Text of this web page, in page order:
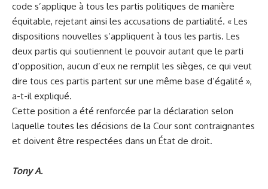
code s’applique à tous les partis politiques de manière
équitable, rejetant ainsi les accusations de partialité. « Les
dispositions nouvelles s’appliquent à tous les partis. Les
deux partis qui soutiennent le pouvoir autant que le parti
d’opposition, aucun d’eux ne remplit les sièges, ce qui veut
dire tous ces partis partent sur une même base d’égalité »,
a-t-il expliqué.
Cette position a été renforcée par la déclaration selon
laquelle toutes les décisions de la Cour sont contraignantes
et doivent être respectées dans un État de droit.
Tony A.